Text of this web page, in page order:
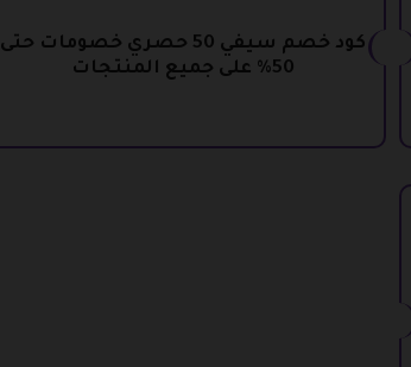
كود خصم سيفي 50 حصري خصومات حتى
50% على جميع المنتجات